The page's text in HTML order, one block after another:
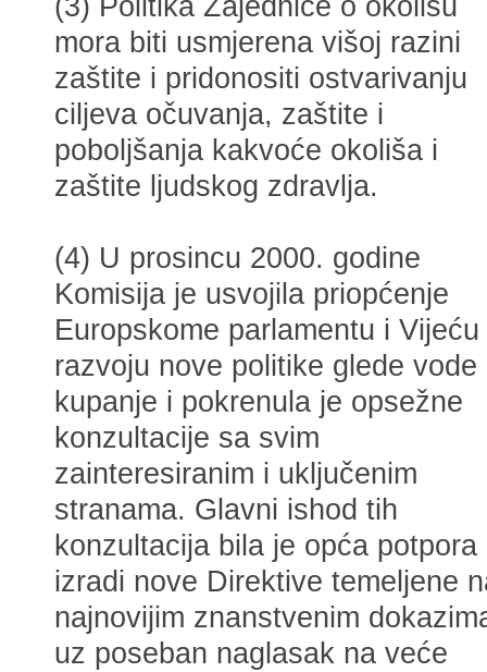
(3) Politika Zajednice o okolišu
mora biti usmjerena višoj razini
zaštite i pridonositi ostvarivanju
ciljeva očuvanja, zaštite i
poboljšanja kakvoće okoliša i
zaštite ljudskog zdravlja.
(4) U prosincu 2000. godine
Komisija je usvojila priopćenje
Europskome parlamentu i Vijeću
razvoju nove politike glede vode
kupanje i pokrenula je opsežne
konzultacije sa svim
zainteresiranim i uključenim
stranama. Glavni ishod tih
konzultacija bila je opća potpora
izradi nove Direktive temeljene
najnovijim znanstvenim
uz poseban naglasak na veće